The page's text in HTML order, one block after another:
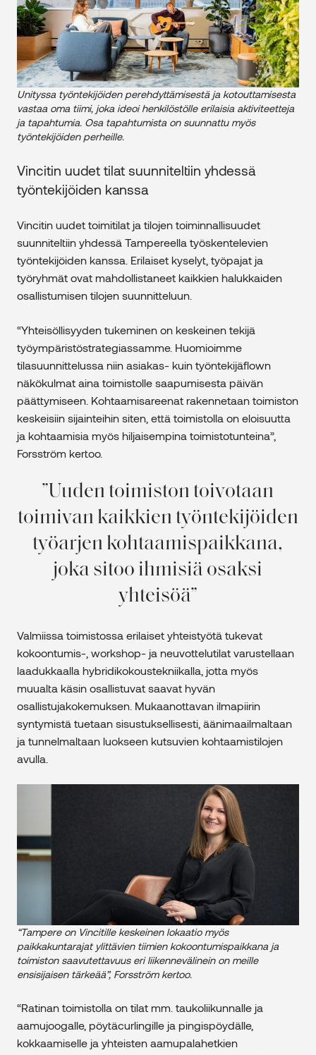
Unityssa työntekijöiden perehdyttämisestä ja kotouttamisesta
vastaa oma tiimi, joka ideoi henkilöstölle erilaisia aktiviteetteja
ja tapahtumia. Osa tapahtumista on suunnattu myös
työntekijöiden perheille.
Vincitin uudet tilat suunniteltiin yhdessä
työntekijöiden kanssa
Vincitin uudet toimitilat ja tilojen toiminnallisuudet
suunniteltiin yhdessä Tampereella työskentelevien
työntekijöiden kanssa. Erilaiset kyselyt, työpajat ja
työryhmät ovat mahdollistaneet kaikkien halukkaiden
osallistumisen tilojen suunnitteluun.
“Yhteisöllisyyden tukeminen on keskeinen tekijä
työympäristöstrategiassamme. Huomioimme
tilasuunnittelussa niin asiakas- kuin työntekijäflown
näkökulmat aina toimistolle saapumisesta päivän
päättymiseen. Kohtaamisareenat rakennetaan toimiston
keskeisiin sijainteihin siten, että toimistolla on eloisuutta
ja kohtaamisia myös hiljaisempina toimistotunteina”,
Forsström kertoo.
Uuden toimiston toivotaan
toimivan kaikkien työntekijöiden
työarjen kohtaamispaikkana,
joka sitoo ihmisiä osaksi
yhteisöä
Valmiissa toimistossa erilaiset yhteistyötä tukevat
kokoontumis-, workshop- ja neuvottelutilat varustellaan
laadukkaalla hybridikokoustekniikalla, jotta myös
muualta käsin osallistuvat saavat hyvän
osallistujakokemuksen. Mukaanottavan ilmapiirin
syntymistä tuetaan sisustuksellisesti, äänimaailmaltaan
ja tunnelmaltaan luokseen kutsuvien kohtaamistilojen
avulla.
“Tampere on Vincitille keskeinen lokaatio myös
paikkakuntarajat ylittävien tiimien kokoontumispaikkana ja
toimiston saavutettavuus eri liikennevälinein on meille
ensisijaisen tärkeää”, Forsström kertoo.
“Ratinan toimistolla on tilat mm. taukoliikunnalle ja
aamujoogalle, pöytäcurlingille ja pingispöydälle,
kokkaamiselle ja yhteisten aamupalahetkien